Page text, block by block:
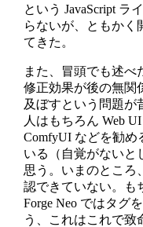
という JavaScript ラ
らないが、ともかく
てきた。
また、冒頭でも述べ
修正効果が後の無関
及ぼすという問題が
人はもちろん Web
ComfyUI などを勧め
いる（自覚がないと
思う。いまのところ
認できていない。も
Forge Neo ではタグ
う、これはこれで致